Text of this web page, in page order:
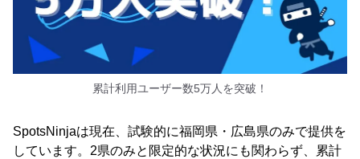
累計利用ユーザー数5万人を突破！
SpotsNinjaは現在、試験的に福岡県・広島県のみで提供を
しています。2県のみと限定的な状況にも関わらず、累計